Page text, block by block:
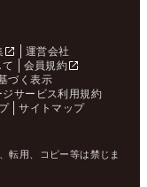
運営会社
会員規約
づく表示
ジサービス利用規約
サイトマップ
転用、コピー等は禁じま